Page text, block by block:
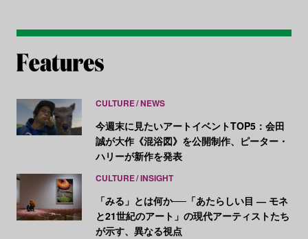
CULTURE NEWS
今週末に見たいアートイベントTOP5：会田
誠が大作《混浴図》を公開制作、ピーター・
ハリーが新作を発表
CULTURE INSIGHT
「みる」とは何か──「あたらしい目 ― モネ
と21世紀のアート」の現代アーティストたち
が示す、異なる視点